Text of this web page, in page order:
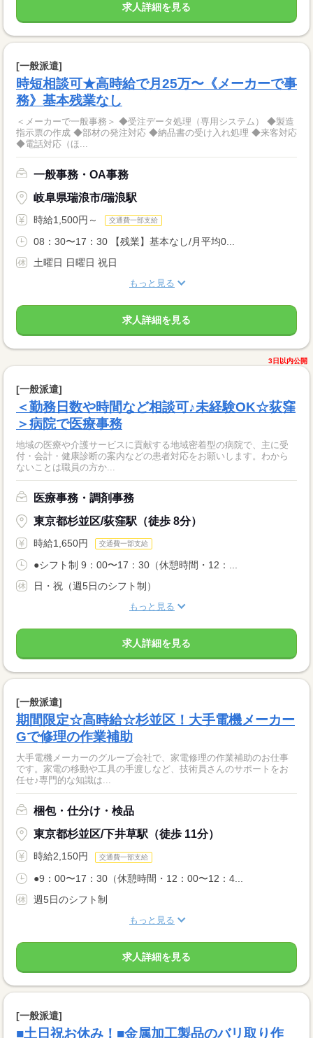
求人詳細を見る
[一般派遣]
時短相談可★高時給で月25万〜《メーカーで事
務》基本残業なし
＜メーカーで一般事務＞ ◆受注データ処理（専用システム） ◆製造
指示票の作成 ◆部材の発注対応 ◆納品書の受け入れ処理 ◆来客対応
◆電話対応（ほ...
一般事務・OA事務
岐阜県瑞浪市/瑞浪駅
時給1,500円～ 交通費一部支給
08：30〜17：30 【残業】基本なし/月平均0...
土曜日 日曜日 祝日
もっと見る
求人詳細を見る
3日以内公開
[一般派遣]
＜勤務日数や時間など相談可♪未経験OK☆荻窪
＞病院で医療事務
地域の医療や介護サービスに貢献する地域密着型の病院で、主に受
付・会計・健康診断の案内などの患者対応をお願いします。わから
ないことは職員の方か...
医療事務・調剤事務
東京都杉並区/荻窪駅（徒歩 8分）
時給1,650円 交通費一部支給
●シフト制 9：00〜17：30（休憩時間・12：...
日・祝（週5日のシフト制）
もっと見る
求人詳細を見る
[一般派遣]
期間限定☆高時給☆杉並区！大手電機メーカー
Gで修理の作業補助
大手電機メーカーのグループ会社で、家電修理の作業補助のお仕事
です。家電の移動や工具の手渡しなど、技術員さんのサポートをお
任せ♪専門的な知識は...
梱包・仕分け・検品
東京都杉並区/下井草駅（徒歩 11分）
時給2,150円 交通費一部支給
●9：00〜17：30（休憩時間・12：00〜12：4...
週5日のシフト制
もっと見る
求人詳細を見る
[一般派遣]
■土日祝お休み！■金属加工製品のバリ取り作